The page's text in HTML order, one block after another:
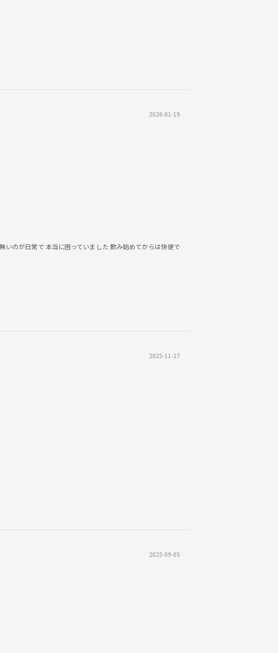
2026-01-19
のが日常で 本当に困っていました 飲み始めてからは快便で
2025-11-27
2025-09-05